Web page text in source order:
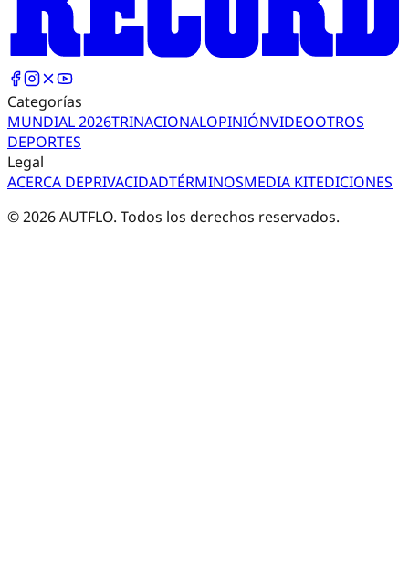
Categorías
MUNDIAL 2026TRINACIONALOPINIÓNVIDEOOTROS
DEPORTES
Legal
ACERCA DEPRIVACIDADTÉRMINOSMEDIA KITEDICIONES
©2026AUTFLO. Todos los derechos reservados.